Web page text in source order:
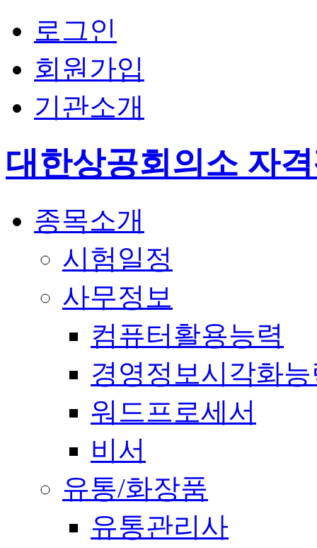
로그인
회원가입
기관소개
대한상공회의소 자
종목소개
시험일정
사무정보
컴퓨터활용능력
경영정보시각화
워드프로세서
비서
유통/화장품
유통관리사